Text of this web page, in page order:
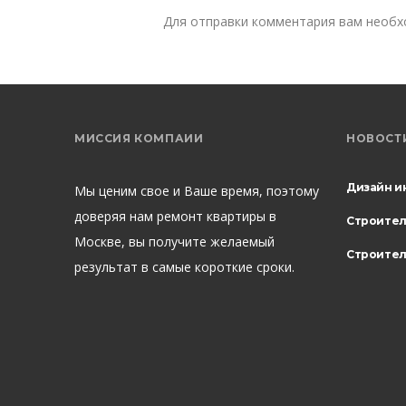
Для отправки комментария вам
МИССИЯ КОМПАИИ
Мы ценим свое и Ваше время, поэтому
доверяя нам ремонт квартиры в
Москве, вы получите желаемый
результат в самые короткие сроки.
Дизайн